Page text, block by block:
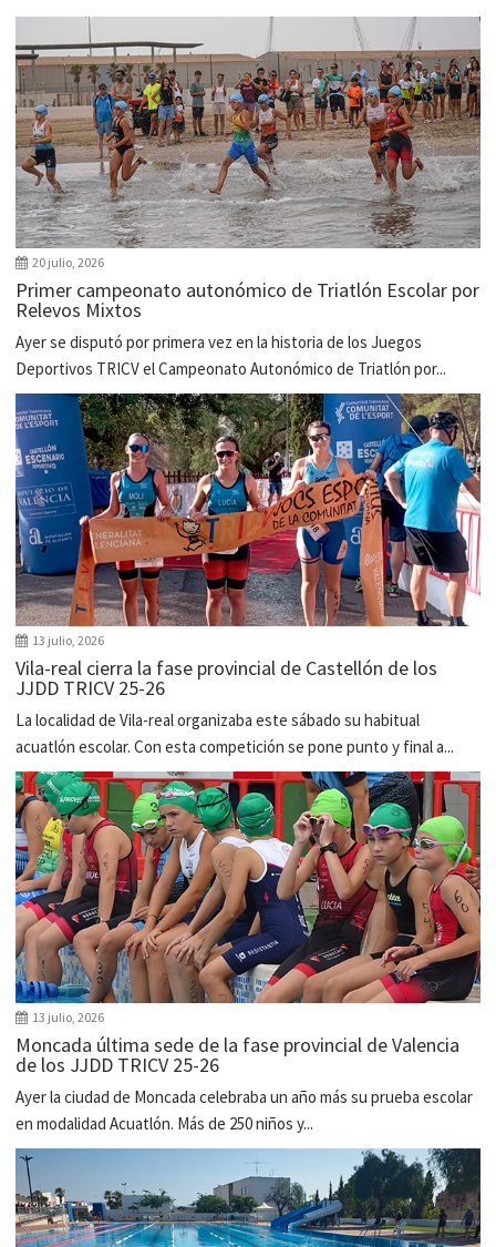
20 julio, 2026
Primer campeonato autonómico de Triatlón Escolar por
Relevos Mixtos
Ayer se disputó por primera vez en la historia de los Juegos
Deportivos TRICV el Campeonato Autonómico de Triatlón por...
13 julio, 2026
Vila-real cierra la fase provincial de Castellón de los
JJDD TRICV 25-26
La localidad de Vila-real organizaba este sábado su habitual
acuatlón escolar. Con esta competición se pone punto y final a...
13 julio, 2026
Moncada última sede de la fase provincial de Valencia
de los JJDD TRICV 25-26
Ayer la ciudad de Moncada celebraba un año más su prueba escolar
en modalidad Acuatlón. Más de 250 niños y...